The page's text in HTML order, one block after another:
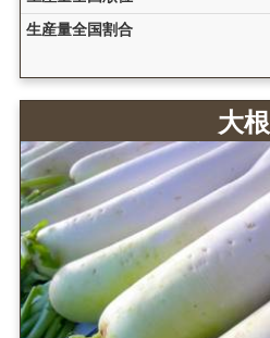
生産量全国割合
大根